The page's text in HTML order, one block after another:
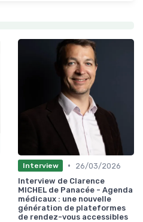
Interview •
26/03/2026
Interview de Clarence
MICHEL de Panacée - Agenda
médicaux : une nouvelle
génération de plateformes
de rendez-vous accessibles